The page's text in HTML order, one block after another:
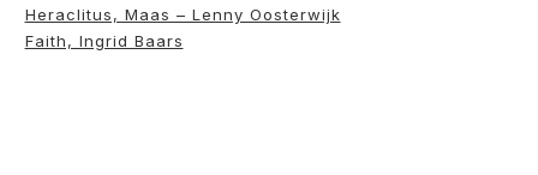
Heraclitus, Maas – Lenny Oosterwijk
Faith, Ingrid Baars